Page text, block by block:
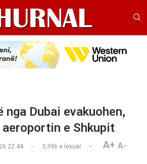
nga Dubai evakuohen,
e Shkupit
22:44 3,396 e lexuar A+ A-